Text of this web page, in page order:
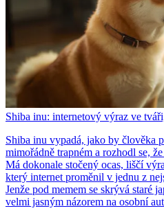
Shiba inu: internetový výraz ve
Shiba inu vypadá, jako by člověka
mimořádně trapném a rozhodl se,
Má dokonale stočený ocas, liščí
který internet proměnil v jednu z
Jenže pod memem se skrývá staré
velmi jasným názorem na osobní